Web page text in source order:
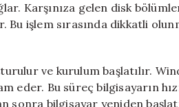
Karşınıza gelen disk
işlem sırasında dikkatli
ve kurulum başlatılır.
Bu süreç bilgisayarın
sonra bilgisayar yeniden